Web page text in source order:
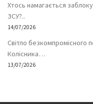
Хтось намагається
ЗСУ?..
14/07/2026
Світло безкомпромісного
Колісника…
13/07/2026